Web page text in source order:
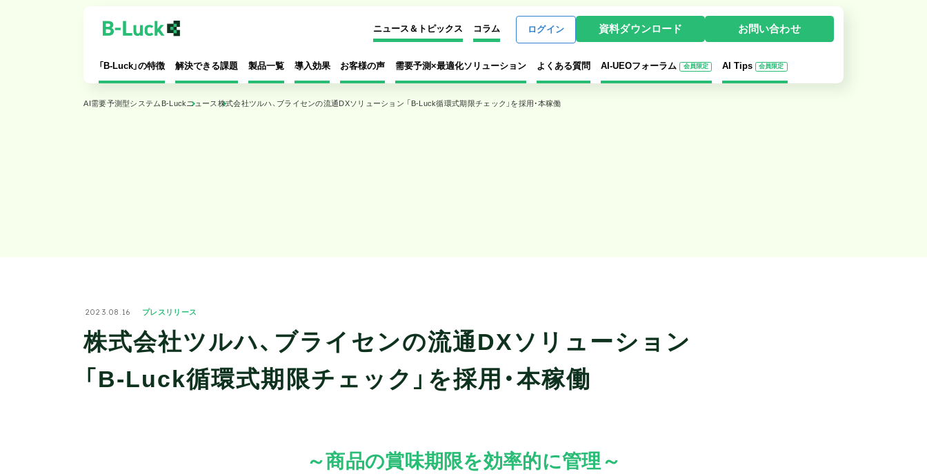
「B-Luck」の特徴
特長
解決できる課題 製品一覧
AI自動発注
導入効果 お客様の声 需要予測×最適化ソリューション よくある質問 AI-UEOフォーラム 会員限定 AI Tips 会員限定
ニュース＆トピックス コラム ログイン 資料ダウンロード お問い合わせ
AI需要予測型システムB-Luck ニュース 株式会社ツルハ、ブライセンの流通DXソリューション 「B-Luck循環式期限チェック」を採用・本稼働
2023.08.16 プレスリリース
株式会社ツルハ、ブライセンの流通DXソリューション
「B-Luck循環式期限チェック」を採用・本稼働
～商品の賞味期限を効率的に管理～